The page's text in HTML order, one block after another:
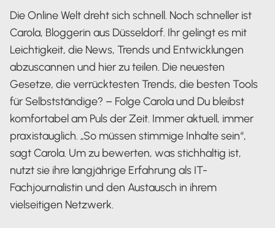
Die Online Welt dreht sich schnell. Noch schneller ist
Carola, Bloggerin aus Düsseldorf. Ihr gelingt es mit
Leichtigkeit, die News, Trends und Entwicklungen
abzuscannen und hier zu teilen. Die neuesten
Gesetze, die verrücktesten Trends, die besten Tools
für Selbstständige? – Folge Carola und Du bleibst
komfortabel am Puls der Zeit. Immer aktuell, immer
praxistauglich. „So müssen stimmige Inhalte sein“,
sagt Carola. Um zu bewerten, was stichhaltig ist,
nutzt sie ihre langjährige Erfahrung als IT-
Fachjournalistin und den Austausch in ihrem
vielseitigen Netzwerk.